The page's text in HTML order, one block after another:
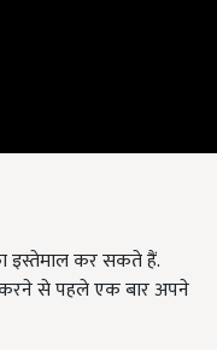
इस्तेमाल कर सकते हैं.
करने से पहले एक बार अपने